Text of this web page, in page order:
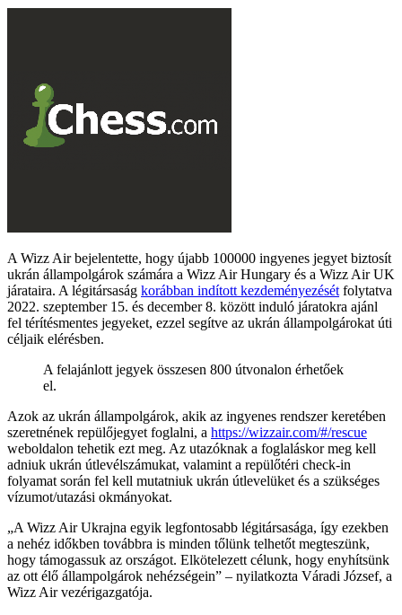
A Wizz Air bejelentette, hogy újabb 100000 ingyenes jegyet biztosít
ukrán állampolgárok számára a Wizz Air Hungary és a Wizz Air UK
járataira. A légitársaság korábban indított kezdeményezését folytatva
2022. szeptember 15. és december 8. között induló járatokra ajánl
fel térítésmentes jegyeket, ezzel segítve az ukrán állampolgárokat úti
céljaik elérésben.
A felajánlott jegyek összesen 800 útvonalon érhetőek
el.
Azok az ukrán állampolgárok, akik az ingyenes rendszer keretében
szeretnének repülőjegyet foglalni, a https://wizzair.com/#/rescue
weboldalon tehetik ezt meg. Az utazóknak a foglaláskor meg kell
adniuk ukrán útlevélszámukat, valamint a repülőtéri check-in
folyamat során fel kell mutatniuk ukrán útlevelüket és a szükséges
vízumot/utazási okmányokat.
A Wizz Air Ukrajna egyik legfontosabb légitársasága, így ezekben
a nehéz időkben továbbra is minden tőlünk telhetőt megteszünk,
hogy támogassuk az országot. Elkötelezett célunk, hogy enyhítsünk
az ott élő állampolgárok nehézségein
– nyilatkozta Váradi József, a
Wizz Air vezérigazgatója.